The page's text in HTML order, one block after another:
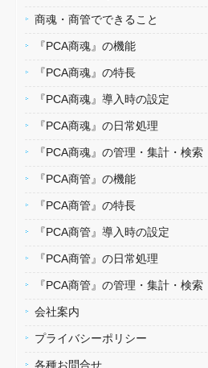
商魂・商管でできること
『PCA商魂』の機能
『PCA商魂』の特長
『PCA商魂』導入時の設定
『PCA商魂』の日常処理
『PCA商魂』の管理・集計・検索
『PCA商管』の機能
『PCA商管』の特長
『PCA商管』導入時の設定
『PCA商管』の日常処理
『PCA商管』の管理・集計・検索
会社案内
プライバシーポリシー
各種お問合せ